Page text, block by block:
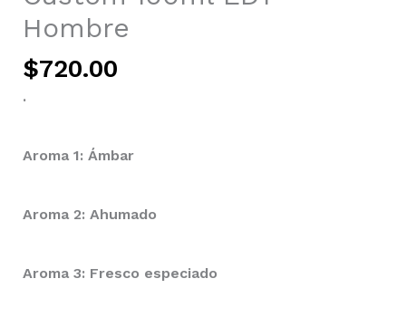
Hombre
$720.00
.
Aroma 1: Ámbar
Aroma 2: Ahumado
Aroma 3: Fresco especiado